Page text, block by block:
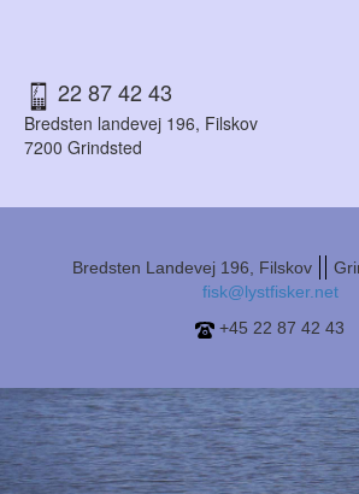
22 87 42 43
Bredsten landevej 196, Filskov
7200 Grindsted
Bredsten Landevej 196, Filskov
fisk@lystfisker.net
+45 22 87 42 43